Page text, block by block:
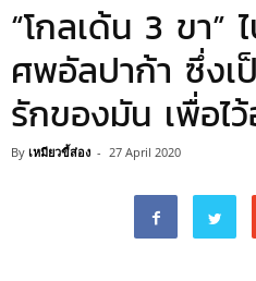
“โกลเด้น 3 ขา”
ศพอัลปาก้า ซึ่งเ
รักของมัน เพื่อไ
By เหมียวขี้ส่อง - 27 April 2020